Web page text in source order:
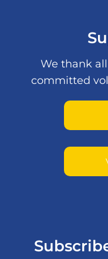
We thank
committed